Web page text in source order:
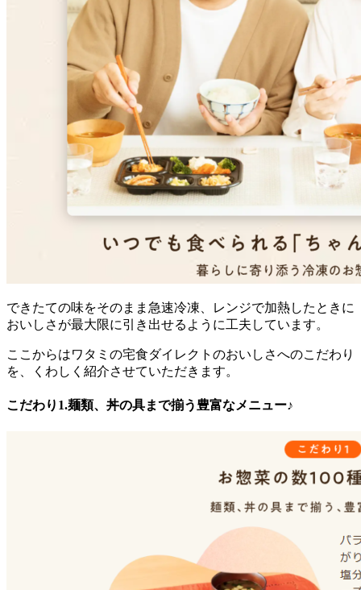
できたての味をそのまま急速冷凍、レンジで加熱したときに
おいしさが最大限に引き出せるように工夫 しています。
ここからはワタミの宅食ダイレクトのおいしさへのこだわり
を、くわしく紹介させていただきます。
こだわり1.麺類、丼の具まで揃う豊富なメニュー♪